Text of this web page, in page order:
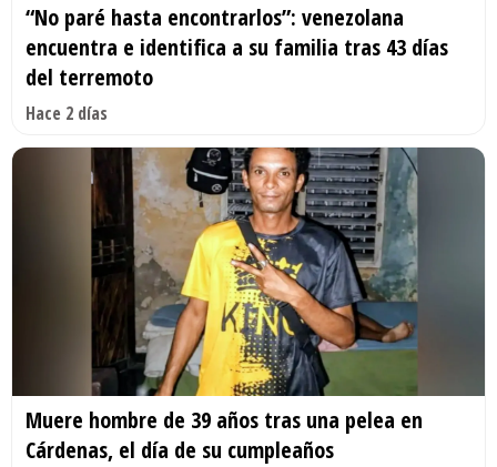
“No paré hasta encontrarlos”: venezolana
encuentra e identifica a su familia tras 43 días
del terremoto
Hace 2 días
Muere hombre de 39 años tras una pelea en
Cárdenas, el día de su cumpleaños